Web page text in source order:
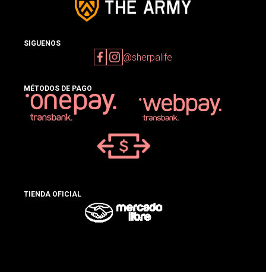
SIGUENOS
@sherpalife
MÉTODOS DE PAGO
TIENDA OFICIAL